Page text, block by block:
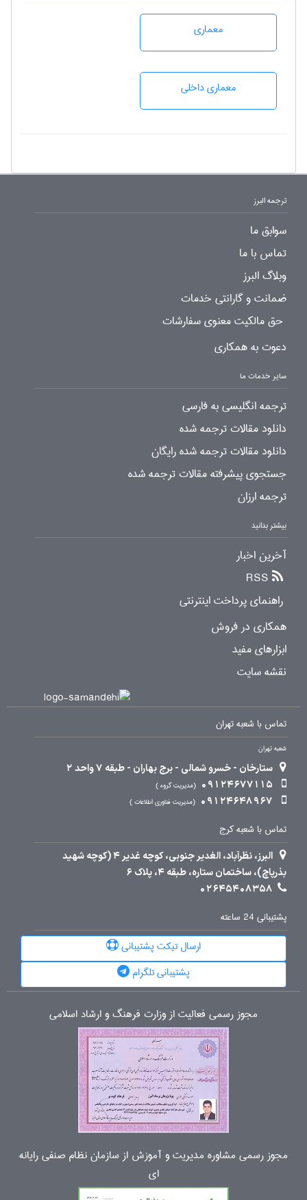
معماری
معماری داخلی
ترجمه البرز
سوابق ما
تماس با ما
وبلاگ البرز
ضمانت و گارانتی خدمات
حق مالکیت معنوی سفارشات
دعوت به همکاری
سایر خدمات ما
ترجمه انگلیسی به فارسی
دانلود مقالات ترجمه شده
دانلود مقالات ترجمه شده رایگان
جستجوی پیشرفته مقالات ترجمه شده
ترجمه ارزان
بیشتر بدانید
آخرین اخبار
RSS
راهنمای پرداخت اینترنتی
همکاری در فروش
ابزارهای مفید
نقشه سایت
تماس با شعبه تهران
شعبه تهران
ستارخان - خسرو شمالی - برج بهاران - طبقه 7 واحد 2
09124677115
مدیریت گروه
09124648967 مدیریت فناوری اطلاعات
تماس با شعبه کرج
البرز، نظرآباد، الغدیر جنوبی، کوچه غدیر 4 (کوچه شهید
بذرپاچ)، ساختمان ستاره، طبقه 4، پلاک 6
02645408358
پشتیبانی 24 ساعته
ارسال تیکت پشتیبانی
پشتیبانی تلگرام
مجوز رسمی فعالیت از وزارت فرهنگ و ارشاد اسلامی
مجوز رسمی مشاوره مدیریت و آموزش از سازمان نظام صنفی رایانه
ای